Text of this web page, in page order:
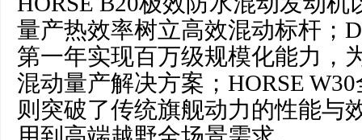
量产热效率树立高效混动标杆；
第一年实现百万级规模化能力，
混动量产解决方案；HORSE
则突破了传统旗舰动力的性能与